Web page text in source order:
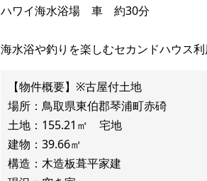
ハワイ海水浴場 車 約30分
海水浴や釣りを楽しむセカンドハウス
【物件概要】※古屋付土地
場所：鳥取県東伯郡琴浦町赤碕
土地：155.21㎡ 宅地
建物：39.66㎡
構造：木造板葺平家建